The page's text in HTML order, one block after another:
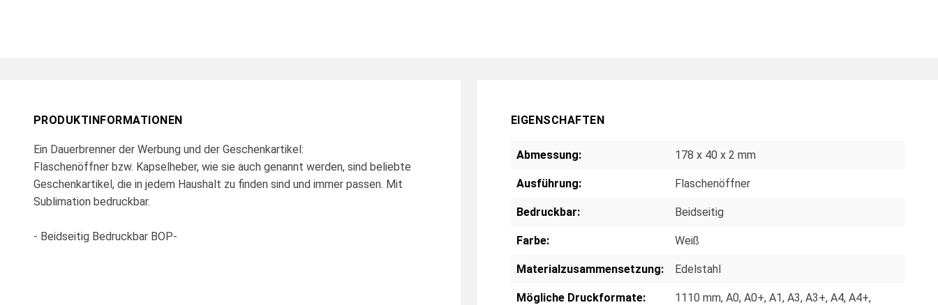
PRODUKTINFORMATIONEN
Ein Dauerbrenner der Werbung und der Geschenkartikel:
Flaschenöffner bzw. Kapselheber, wie sie auch genannt werden, sind beliebte
Geschenkartikel, die in jedem Haushalt zu finden sind und immer passen. Mit
Sublimation bedruckbar.
- Beidseitig Bedruckbar BOP-
EIGENSCHAFTEN
Abmessung: 178 x 40 x 2 mm
Ausführung: Flaschenöffner
Bedruckbar: Beidseitig
Farbe: Weiß
Materialzusammensetzung: Edelstahl
Mögliche Druckformate: 1110 mm, A0, A0+, A1, A3, A3+, A4, A4+,